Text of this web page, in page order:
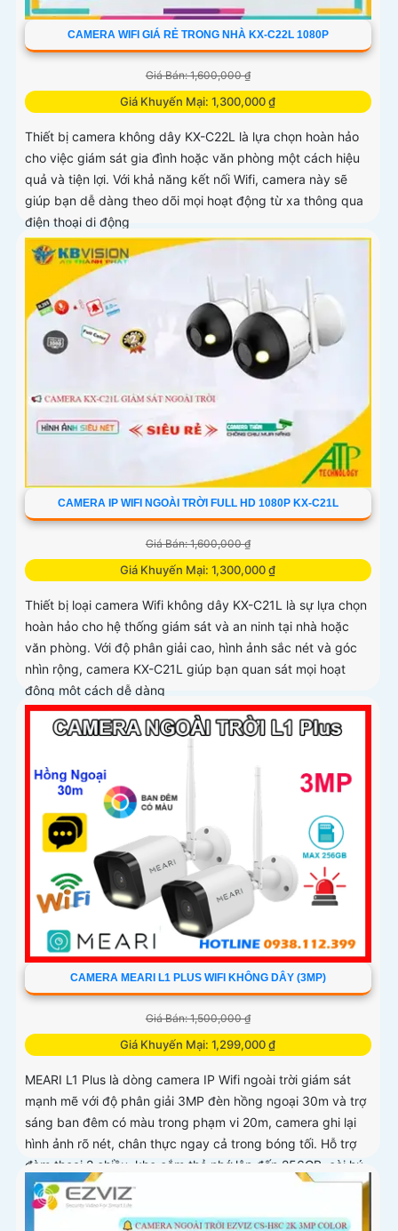
CAMERA WIFI GIÁ RẺ TRONG NHÀ KX-C22L 1080P
Giá Bán: 1,600,000 ₫
Giá Khuyến Mại: 1,300,000 ₫
Thiết bị camera không dây KX-C22L là lựa chọn hoàn hảo
cho việc giám sát gia đình hoặc văn phòng một cách hiệu
quả và tiện lợi. Với khả năng kết nối Wifi, camera này sẽ
giúp bạn dễ dàng theo dõi mọi hoạt động từ xa thông qua
điện thoại di động
CAMERA IP WIFI NGOÀI TRỜI FULL HD 1080P KX-C21L
Giá Bán: 1,600,000 ₫
Giá Khuyến Mại: 1,300,000 ₫
Thiết bị loại camera Wifi không dây KX-C21L là sự lựa chọn
hoàn hảo cho hệ thống giám sát và an ninh tại nhà hoặc
văn phòng. Với độ phân giải cao, hình ảnh sắc nét và góc
nhìn rộng, camera KX-C21L giúp bạn quan sát mọi hoạt
động một cách dễ dàng
CAMERA MEARI L1 PLUS WIFI KHÔNG DÂY (3MP)
Giá Bán: 1,500,000 ₫
Giá Khuyến Mại: 1,299,000 ₫
MEARI L1 Plus là dòng camera IP Wifi ngoài trời giám sát
mạnh mẽ với độ phân giải 3MP đèn hồng ngoại 30m và trợ
sáng ban đêm có màu trong phạm vi 20m, camera ghi lại
hình ảnh rõ nét, chân thực ngay cả trong bóng tối. Hỗ trợ
đàm thoại 2 chiều, khe cắm thẻ nhớ lên đến 256GB, còi hú
cảnh báo và chuẩn chống nước IP66, MEARI L1 Plus mang
đến sự an tâm tuyệt đối cho không gian sống của bạn